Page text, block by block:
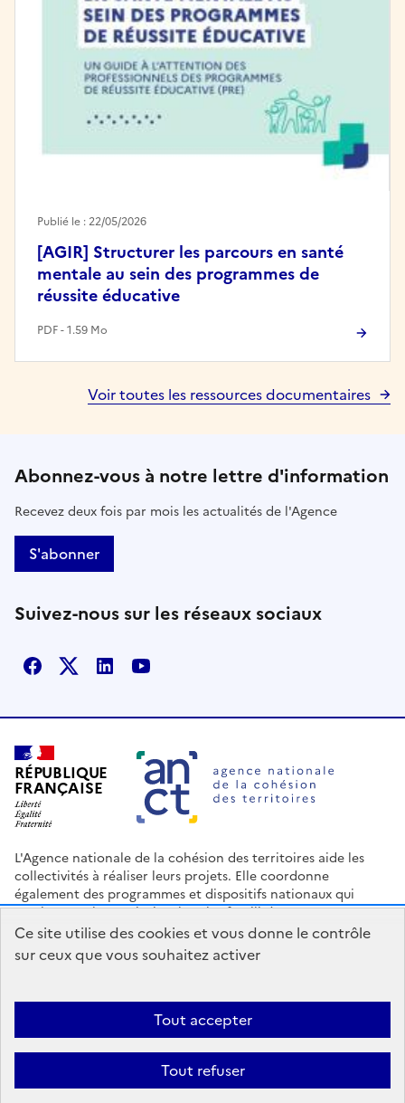
Ce site utilise des cookies et vous donne le contrôle
sur ceux que vous souhaitez activer
Tout accepter
Tout refuser
[AGIR] Structurer les parcours en santé
mentale au sein des programmes de
réussite éducative
Publié le : 22/05/2026
PDF - 1.59 Mo
Voir toutes les ressources documentaires
Abonnez-vous à notre lettre d'information
Recevez deux fois par mois les actualités de l'Agence
S'abonner
Suivez-nous sur les réseaux sociaux
Facebook
X LinkedinYoutube
RÉPUBLIQUE
FRANÇAISE
L'Agence nationale de la cohésion des territoires aide les
collectivités à réaliser leurs projets. Elle coordonne
également des programmes et dispositifs nationaux qui
soutiennent les territoires les plus fragilisés.
Nous contacter Espace Presse Logo ANCTOffres d'emploi
data.gouv.fr
Accessibilité : Partiellement conforme Mentions légales
Politique